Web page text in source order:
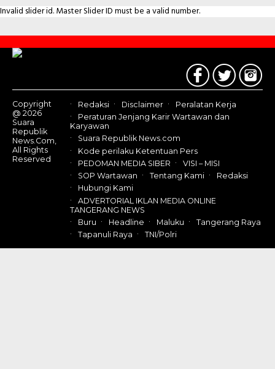
Invalid slider id. Master Slider ID must be a valid number.
Contact
Us
Copyright
@ 2026
Suara
Republik
News.Com,
All Rights
Reserved
Redaksi Disclaimer
Peralatan Kerja
Peraturan Jenjang Karir Wartawan dan
Karyawan
Suara Republik News.com
Kode perilaku Ketentuan Pers
PEDOMAN MEDIA SIBER
VISI – MISI
SOP Wartawan
Tentang Kami
Redaksi
Hubungi Kami
ADVERTORIAL IKLAN MEDIA ONLINE
TANGERANG NEWS
Buru
Headline Maluku
Tangerang Raya
Tapanuli Raya
TNI/Polri